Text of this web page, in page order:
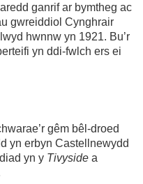
ganrif ar bymtheg ac
gwreiddiol Cynghrair
hwnnw yn 1921. Bu’r
yn ddi-fwlch ers ei
gêm bêl-droed
yn erbyn Castellnewydd
yn y Tivyside a